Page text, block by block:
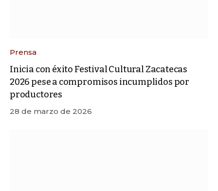
Prensa
Inicia con éxito Festival Cultural Zacatecas
2026 pese a compromisos incumplidos por
productores
28 de marzo de 2026